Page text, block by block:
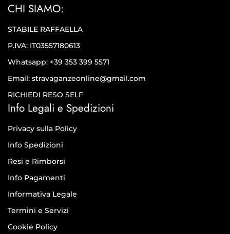
CHI SIAMO:
STABILE RAFFAELLA
P.IVA: IT03557180613
Whatsapp: +39 353 399 5571
Email: stravaganzeonline@gmail.com
RICHIEDI RESO SELF
Info Legali e Spedizioni
Privacy sulla Policy
Info Spedizioni
Resi e Rimborsi
Info Pagamenti
Informativa Legale
Termini e Servizi
Cookie Policy